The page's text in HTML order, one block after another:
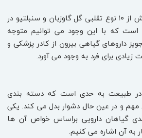
وی خاطر نشان کرد: بیش از ۱۰ نوع تقلبی گل گاوزبان و سنبلتیو در
که با این وجود می توانیم متوجه
داروهای گیاهی بیرون از کادر پزشکی و
برای فرد به وجود می آورد.
در طبیعت به حدی است که دسته بندی
مهم و در عین حال دشوار بدل می کند. یکی
گیاهان دارویی براساس خواص آن ها
به آن اشاره می کنیم.